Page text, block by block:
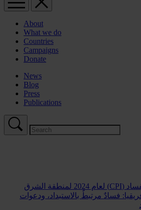
About
What we do
Countries
Campaigns
Donate
News
Blog
Press
Publications
مؤشر مُدرَكات الفساد (CPI) لعام 2024 لمنطقة الشرق
فسادٌ مرتبطٌ بالاستبداد، ودعوات